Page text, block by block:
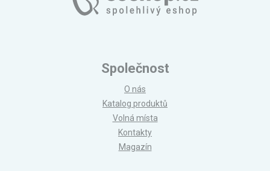
Společnost
O nás
Katalog produktů
Volná místa
Kontakty
Magazín